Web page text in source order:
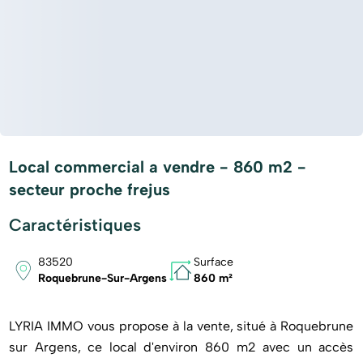
Local commercial a vendre - 860 m2 -
secteur proche frejus
Caractéristiques
83520
Roquebrune-Sur-Argens
Surface
860 m²
LYRIA IMMO vous propose à la vente, situé à Roquebrune
sur Argens, ce local d'environ 860 m2 avec un accès